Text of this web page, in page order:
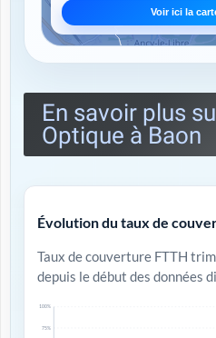
Voir ici la
En savoir plus
Optique à Baon
Évolution du taux de
Taux de couverture FTTH
depuis le début des données
75%
100%